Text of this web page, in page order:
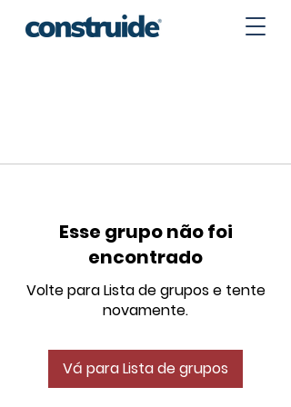
Esse grupo não foi
encontrado
Volte para Lista de grupos e tente
novamente.
Vá para Lista de grupos